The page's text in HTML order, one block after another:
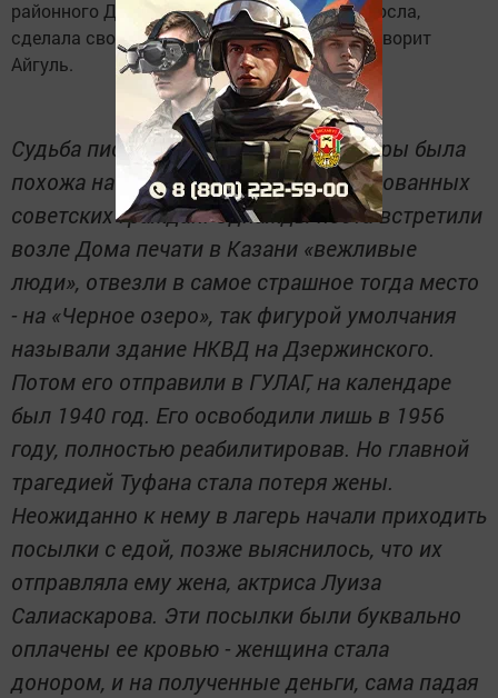
районного Дома культуры, в которой я выросла,
сделала свои первые творческие шаги», - говорит
Айгуль.
Судьба писателя татарской литературы была
похожа на судьбы тысячи репрессированных
советских граждан. Однажды поэта встретили
возле Дома печати в Казани «вежливые
люди», отвезли в самое страшное тогда место
- на «Черное озеро», так фигурой умолчания
называли здание НКВД на Дзержинского.
Потом его отправили в ГУЛАГ, на календаре
был 1940 год. Его освободили лишь в 1956
году, полностью реабилитировав. Но главной
трагедией Туфана стала потеря жены.
Неожиданно к нему в лагерь начали приходить
посылки с едой, позже выяснилось, что их
отправляла ему жена, актриса Луиза
Салиаскарова. Эти посылки были буквально
оплачены ее кровью - женщина стала
донором, и на полученные деньги, сама падая